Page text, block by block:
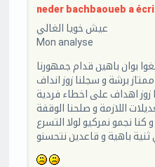
neder bachbaoueb a
عيش خويا الغالي
Mon analyse
تغوا بوان باهين قدام جمهورنا
برشة و سجلنا زوز انداف
زوز اهداف على اخطاء فردية
اللازمة و صلحنا الوقفة
كنا نجمو نمركيو لولا التسرع
ثنية باهية و قاعدين نتحسنو